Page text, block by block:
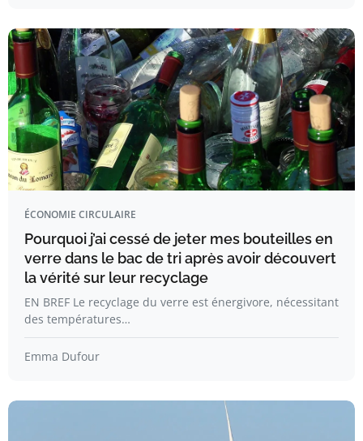
ÉCONOMIE CIRCULAIRE
Pourquoi j’ai cessé de jeter mes bouteilles en
verre dans le bac de tri après avoir découvert
la vérité sur leur recyclage
EN BREF Le recyclage du verre est énergivore, nécessitant
des températures…
Emma Dufour